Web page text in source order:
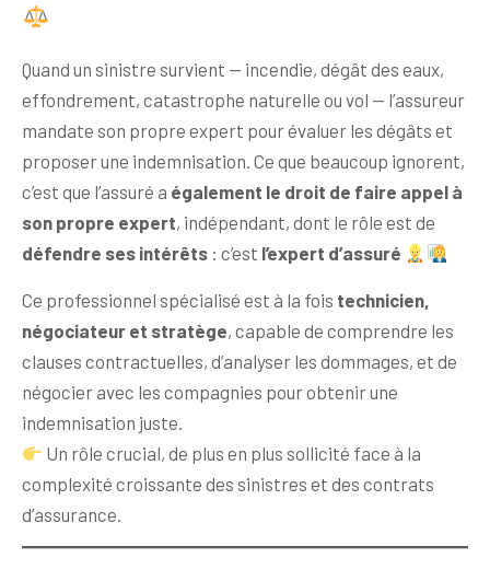
Quand un sinistre survient — incendie, dégât des eaux,
effondrement, catastrophe naturelle ou vol — l’assureur
mandate son propre expert pour évaluer les dégâts et
proposer une indemnisation. Ce que beaucoup ignorent,
c’est que l’assuré a également le droit de faire appel à
son propre expert, indépendant, dont le rôle est de
défendre ses intérêts : c’est l’expert d’assuré
Ce professionnel spécialisé est à la fois technicien,
négociateur et stratège, capable de comprendre les
clauses contractuelles, d’analyser les dommages, et de
négocier avec les compagnies pour obtenir une
indemnisation juste.
Un rôle crucial, de plus en plus sollicité face à la
complexité croissante des sinistres et des contrats
d’assurance.